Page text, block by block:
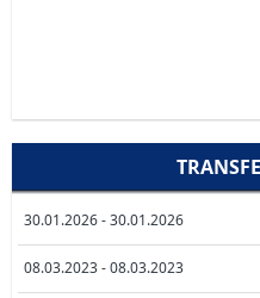
30.01.2026 - 30.01.2026
08.03.2023 - 08.03.2023